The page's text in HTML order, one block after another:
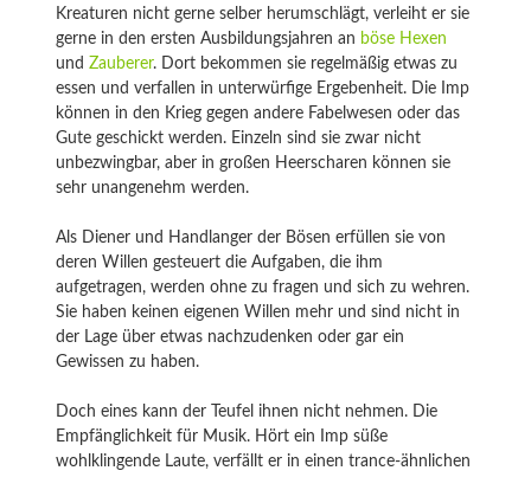
Kreaturen nicht gerne selber herumschlägt, verleiht er sie
gerne in den ersten Ausbildungsjahren an böse Hexen
und Zauberer. Dort bekommen sie regelmäßig etwas zu
essen und verfallen in unterwürfige Ergebenheit. Die Imp
können in den Krieg gegen andere Fabelwesen oder das
Gute geschickt werden. Einzeln sind sie zwar nicht
unbezwingbar, aber in großen Heerscharen können sie
sehr unangenehm werden.
Als Diener und Handlanger der Bösen erfüllen sie von
deren Willen gesteuert die Aufgaben, die ihm
aufgetragen, werden ohne zu fragen und sich zu wehren.
Sie haben keinen eigenen Willen mehr und sind nicht in
der Lage über etwas nachzudenken oder gar ein
Gewissen zu haben.
Doch eines kann der Teufel ihnen nicht nehmen. Die
Empfänglichkeit für Musik. Hört ein Imp süße
wohlklingende Laute, verfällt er in einen trance-ähnlichen